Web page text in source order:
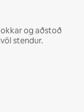
og aðstoð
stendur.